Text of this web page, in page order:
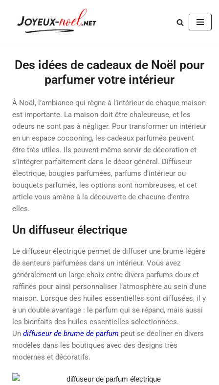
Aller
Des idées de cadeaux de Noël pour
parfumer votre intérieur
À Noël, l’ambiance qui règne à l’intérieur de chaque maison
est importante. La maison doit être chaleureuse, et les
odeurs ne sont pas à négliger. Pour transformer un intérieur
en un espace cocooning, les cadeaux parfumés peuvent
être très utiles. Ils peuvent même servir de décoration et
s’intégrer parfaitement dans le décor général. Diffuseur
électrique, bougies parfumées, parfums d’intérieur ou
bouquets parfumés, les options sont nombreuses, et cet
article vous amène à la découverte de chacune d’entre
elles.
Un diffuseur électrique
Le diffuseur électrique permet de diffuser une brume légère
de senteurs parfumées dans un intérieur. Vous avez
généralement un large choix entre divers parfums doux et
raffinés pour ainsi personnaliser l’atmosphère au sein d’une
maison. Lorsque des huiles essentielles sont diffusées, il y
a un double avantage : le parfum qui se répand, mais aussi
les bienfaits des huiles essentielles sélectionnées.
Un diffuseur de brume de parfum peut se décliner en divers
modèles dans les boutiques avec des designs très
modernes et décoratifs.